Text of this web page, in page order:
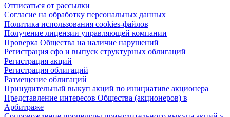
Отписаться от рассылки
Согласие на обработку персональных данных
Политика использования cookies-файлов
Получение лицензии управляющей компании
Проверка Общества на наличие нарушений
Регистрация сфо и выпуск структурных облигаций
Регистрация акций
Регистрация облигаций
Размещение облигаций
Принудительный выкуп акций по инициативе акционера
Представление интересов Общества (акционеров) в
Арбитраже